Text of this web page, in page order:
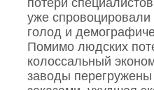
уже
голод и
Помимо людских
колоссальный
заводы